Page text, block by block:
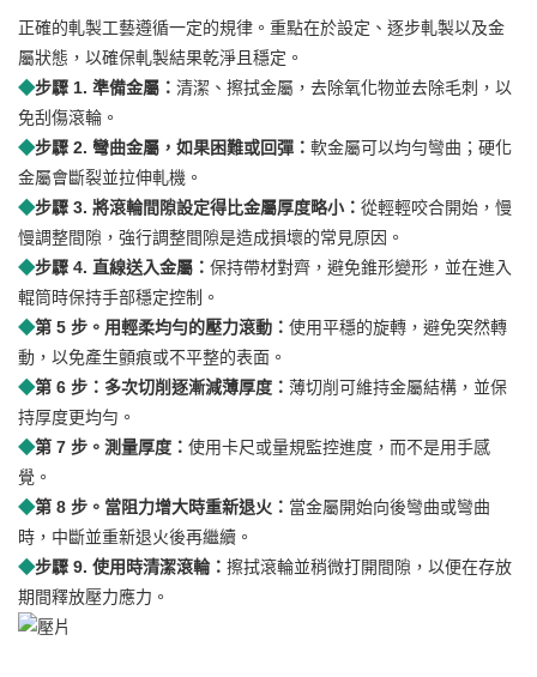
正確的軋製工藝遵循一定的規律。重點在於設定、逐步軋製以及金
屬狀態，以確保軋製結果乾淨且穩定。
◆步驟 1. 準備金屬： 清潔、擦拭金屬，去除氧化物並去除毛刺，以
免刮傷滾輪。
◆步驟 2. 彎曲金屬，如果困難或回彈： 軟金屬可以均勻彎曲；硬化
金屬會斷裂並拉伸軋機。
◆步驟 3. 將滾輪間隙設定得比金屬厚度略小： 從輕輕咬合開始，慢
慢調整間隙，強行調整間隙是造成損壞的常見原因。
◆步驟 4. 直線送入金屬： 保持帶材對齊，避免錐形變形，並在進入
輥筒時保持手部穩定控制。
◆第 5 步。用輕柔均勻的壓力滾動： 使用平穩的旋轉，避免突然轉
動，以免產生顫痕或不平整的表面。
◆第 6 步：多次切削逐漸減薄厚度： 薄切削可維持金屬結構，並保
持厚度更均勻。
◆第 7 步。測量厚度： 使用卡尺或量規監控進度，而不是用手感
覺。
◆第 8 步。當阻力增大時重新退火： 當金屬開始向後彎曲或彎曲
時，中斷並重新退火後再繼續。
◆步驟 9. 使用時清潔滾輪： 擦拭滾輪並稍微打開間隙，以便在存放
期間釋放壓力應力。